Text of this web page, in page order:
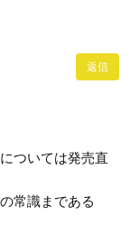
返信
ついては発売直
常識まである